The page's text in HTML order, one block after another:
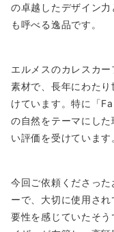
の卓越したデザイン
も呼べる逸品です。
エルメスのカレスカ
素材で、長年にわた
けています。特に「
の自然をテーマにし
い評価を受けています
今回ご依頼くださっ
ーで、大切に使用さ
要性を感じていたそ